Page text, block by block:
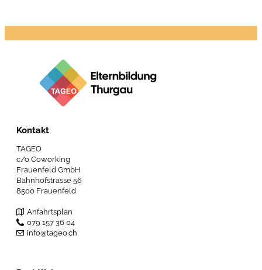
Kontakt
TAGEO
c/o Coworking
Frauenfeld GmbH
Bahnhofstrasse 56
8500 Frauenfeld
Anfahrtsplan
079 157 36 04
info@tageo.ch